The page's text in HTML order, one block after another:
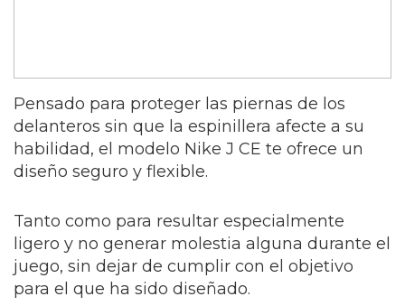
Pensado para proteger las piernas de los
delanteros sin que la espinillera afecte a su
habilidad, el modelo Nike J CE te ofrece un
diseño seguro y flexible.
Tanto como para resultar especialmente
ligero y no generar molestia alguna durante el
juego, sin dejar de cumplir con el objetivo
para el que ha sido diseñado.